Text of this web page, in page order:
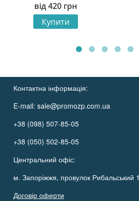
від420 грн
Купити
Контактна інформація:
E-mail: sale@promozp.com.ua
+38 (098) 507-85-05
+38 (050) 502-85-05
Центральний офіс:
м. Запоріжжя, провулок Рибальський 1
Договір оферти